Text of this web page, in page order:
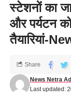
स्टेशनों का
और पर्यटन
तैयारियां-
Last updated:
News Netra
Share